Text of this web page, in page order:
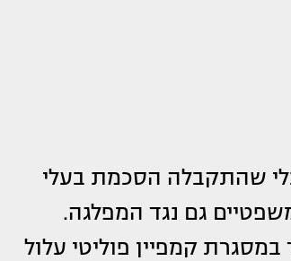
שהתקבלה הסכמת בעלי
גם נגד המפלגה.
קמפיין פוליטי עלול